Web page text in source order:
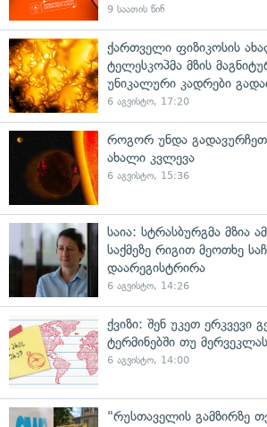
9 საათის წინ
ქართველი ფიზიკოსის
ტელესკოპმა მზის
უნიკალური კადრები
6 აგვისტო, 17:20
როგორ უნდა
ახალი კვლევა
6 აგვისტო, 15:36
საია: სტრასბურგმა მზია
საქმეზე რიგით მეოთხე
დაარეგისტრირა
6 აგვისტო, 14:26
ქვიზი: შენ უკეთ ერკვევი
ტერმინებში თუ
6 აგვისტო, 14:00
"რუსთაველის გამზირზე